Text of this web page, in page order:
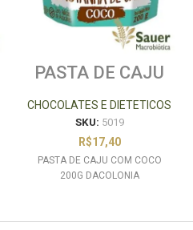
PASTA DE CAJU
DACOLONIA
CHOCOLATES E DIETETICOS
SKU: 5019
R$17,40
PASTA DE CAJU COM COCO
200G DACOLONIA